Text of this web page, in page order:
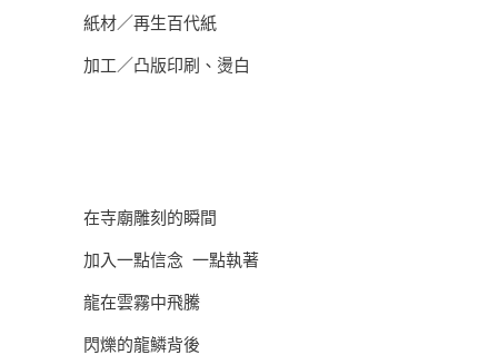
紙材／再生百代紙
加工／凸版印刷、燙白
在寺廟雕刻的瞬間
加入一點信念 一點執著
龍在雲霧中飛騰
閃爍的龍鱗背後